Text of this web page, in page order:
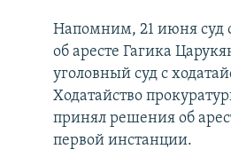
Напомним, 21 июня суд
об аресте Гагика
уголовный суд с
Ходатайство
принял решения об
первой инстанции.